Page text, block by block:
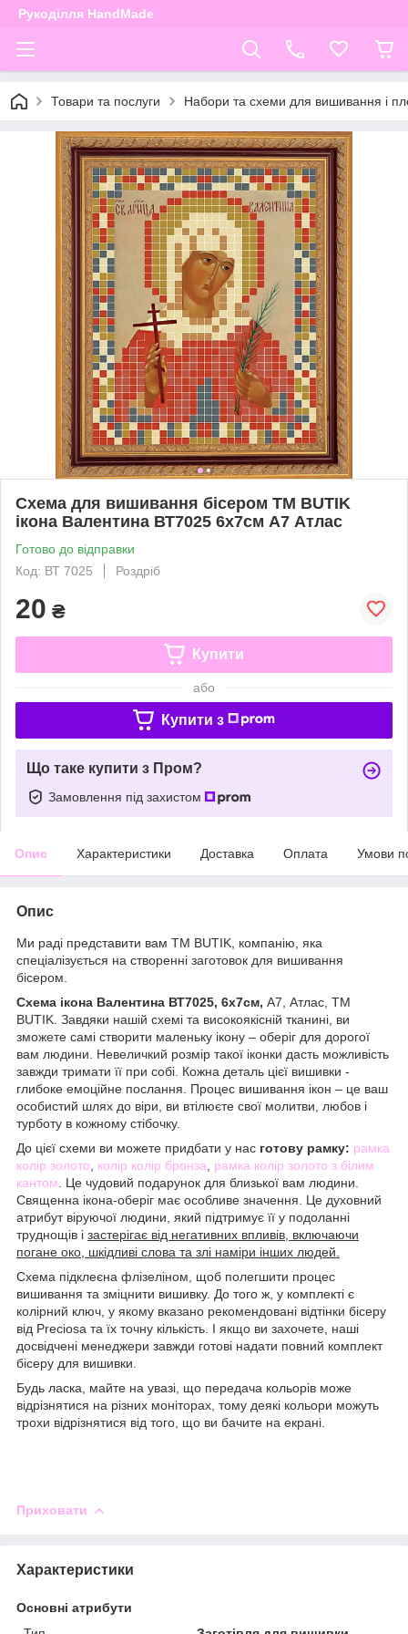
Рукоділля HandMade
Товари та послуги Набори та схеми для вишивання і
Схема для вишивання бісером ТМ BUTIK
ікона Валентина ВТ7025 6х7см А7 Атлас
Готово до відправки
Код: ВТ 7025
Роздріб
20 ₴
Купити
або
Купити з
Що таке купити з Пром?
Замовлення під захистом
Опис Характеристики Доставка Оплата Умови
Опис
Ми раді представити вам ТМ BUTIK, компанію, яка
спеціалізується на створенні заготовок для вишивання
бісером.
Схема ікона Валентина ВТ7025, 6х7см, А7, Атлас, ТМ
BUTIK. Завдяки нашій схемі та високоякісній тканині, ви
зможете самі створити маленьку ікону – оберіг для дорогої
вам людини. Невеличкий розмір такої іконки дасть можливість
завжди тримати її при собі. Кожна деталь цієї вишивки -
глибоке емоційне послання. Процес вишивання ікон – це ваш
особистий шлях до віри, ви втілюєте свої молитви, любов і
турботу в кожному стібочку.
До цієї схеми ви можете придбати у нас готову рамку: рамка
колір золото
колір колір бронза
рамка колір золото з білим
кантом . Це чудовий подарунок для близької вам людини.
Священна ікона-оберіг має особливе значення. Це духовний
атрибут віруючої людини, який підтримує її у подоланні
труднощів і застерігає від негативних впливів, включаючи
погане око, шкідливі слова та злі наміри інших людей.
Схема підклеєна флізеліном, щоб полегшити процес
вишивання та зміцнити вишивку. До того ж, у комплекті є
колірний ключ, у якому вказано рекомендовані відтінки бісеру
від Preciosa та їх точну кількість. І якщо ви захочете, наші
досвідчені менеджери завжди готові надати повний комплект
бісеру для вишивки.
Будь ласка, майте на увазі, що передача кольорів може
відрізнятися на різних моніторах, тому деякі кольори можуть
трохи відрізнятися від того, що ви бачите на екрані.
Приховати
Характеристики
Основні атрибути